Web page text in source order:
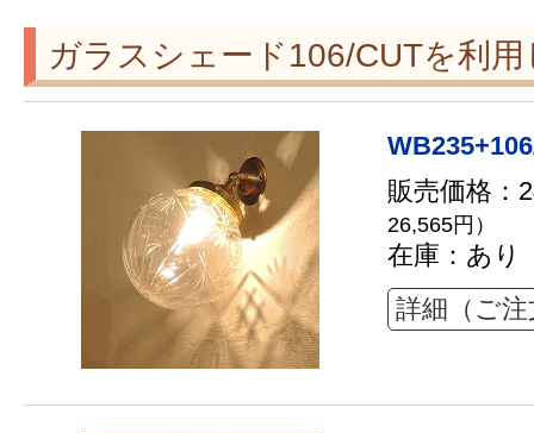
ガラスシェード106/CUTを利
販売価格：
26,565円）
在庫：あり
詳細（ご